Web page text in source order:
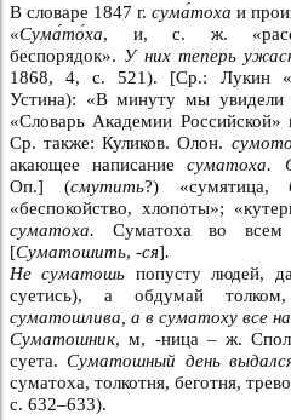
В словаре 1847 г. сума́тоха и
«Сума́то́ха, и, с. ж.
беспорядок». У них теперь
1868, 4, с. 521). [Ср.: Лукин
Устина): «В минуту мы
«Словарь Академии Российской»
Ср. также: Куликов. Олон.
акающее написаниесуматоха.
Оп.] (смутить?) «сумятица,
«беспокойство, хлопоты»;
суматоха. Суматоха во всем
[Суматошить, -ся].
Не суматошь попусту людей,
суетись), а обдумай
суматошлива, а в суматоху все
Суматошник, м, -ница – ж.
суета.Суматошный день
суматоха, толкотня, беготня,
с. 632–633).